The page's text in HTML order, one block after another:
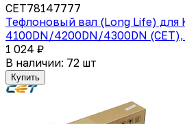
CET78147777
Тефлоновый вал (Long Life) для
4100DN/4200DN/4300DN
1 024 ₽
В наличии: 72 шт
Купить